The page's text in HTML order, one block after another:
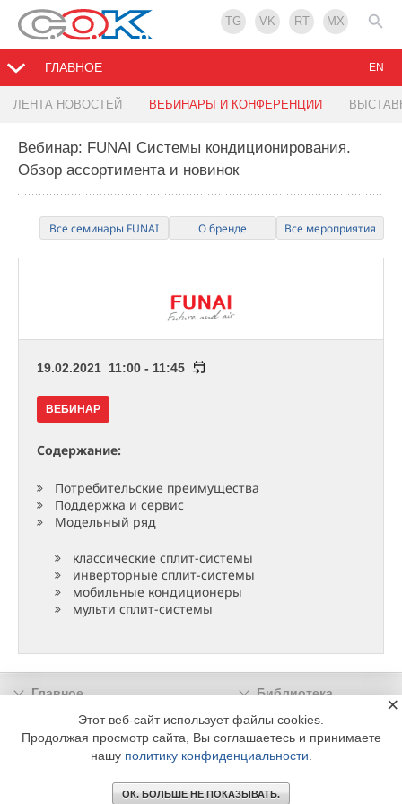
TG VK RT MX
ГЛАВНОЕ
ЛЕНТА НОВОСТЕЙ ВЕБИНАРЫ И КОНФЕРЕНЦИИ
EN
Вебинар: FUNAI Системы кондиционирования.
Обзор ассортимента и новинок
Все семинары FUNAI О бренде Все мероприятия
19.02.2021 11:00 - 11:45
ВЕБИНАР
Содержание:
Потребительские преимущества
Поддержка и сервис
Модельный ряд
классические сплит-системы
инверторные сплит-системы
мобильные кондиционеры
мульти сплит-системы
Главное
Библиотека
Подписка
Реклама
Информация
© 2002 - 2026 OOO Издательский дом «МЕДИА ТЕХНОЛОДЖИ» +7 (495) 665-00-
Этот веб-сайт использует файлы cookies.
Продолжая просмотр сайта, Вы соглашаетесь и принимаете
нашу политику конфиденциальности
ОК. БОЛЬШЕ НЕ ПОКАЗЫВАТЬ.
×